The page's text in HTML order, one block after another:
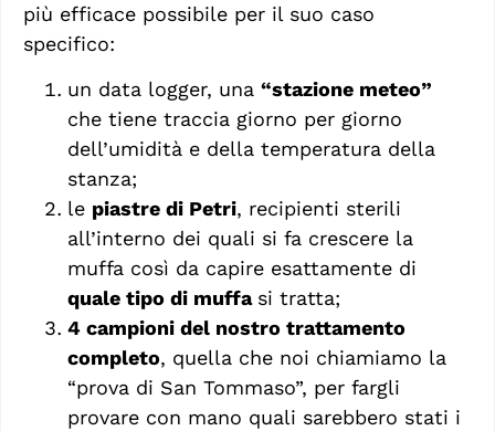
più efficace possibile per il suo caso
specifico:
un data logger, una “stazione meteo”
che tiene traccia giorno per giorno
dell’umidità e della temperatura della
stanza;
le piastre di Petri, recipienti sterili
all’interno dei quali si fa crescere la
muffa così da capire esattamente di
quale tipo di muffa si tratta;
4 campioni del nostro trattamento
completo, quella che noi chiamiamo la
“prova di San Tommaso”, per fargli
provare con mano quali sarebbero stati i